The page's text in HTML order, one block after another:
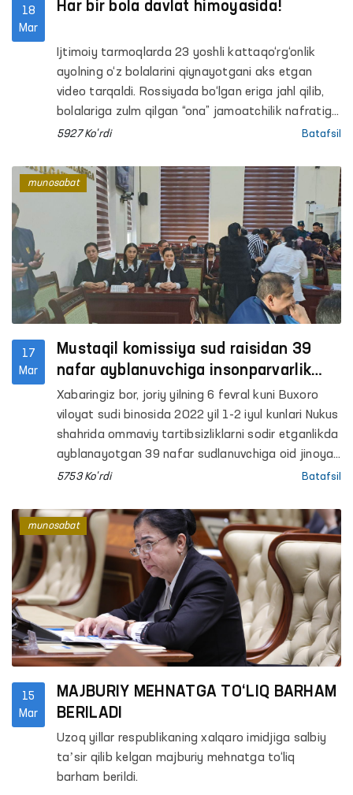
18
Mar
Har bir bola davlat himoyasida!
Ijtimoiy tarmoqlarda 23 yoshli kattaqo‘rg‘onlik
ayolning o‘z bolalarini qiynayotgani aks etgan
video tarqaldi. Rossiyada bo‘lgan eriga jahl qilib,
bolalariga zulm qilgan “ona” jamoatchilik nafratiga
uchradi.
5927 Ko'rdi Batafsil
17
Mar
Mustaqil komissiya sud raisidan 39
nafar ayblanuvchiga insonparvarlik
tamoyillari asosida jazo tayinlanishini
so‘radi
Xabaringiz bor, joriy yilning 6 fevral kuni Buxoro
viloyat sudi binosida 2022 yil 1-2 iyul kunlari Nukus
shahrida ommaviy tartibsizliklarni sodir etganlikda
ayblanayotgan 39 nafar sudlanuvchiga oid jinoyat
ishini ko‘rib chiqish bo‘yicha ochiq sud jarayoni
5753 Ko'rdi Batafsil
munosabat
15
Mar
MAJBURIY MEHNATGA TO‘LIQ BARHAM
BERILADI
Uzoq yillar respublikaning xalqaro imidjiga salbiy
taʼsir qilib kelgan majburiy mehnatga to‘liq
barham berildi.
munosabat